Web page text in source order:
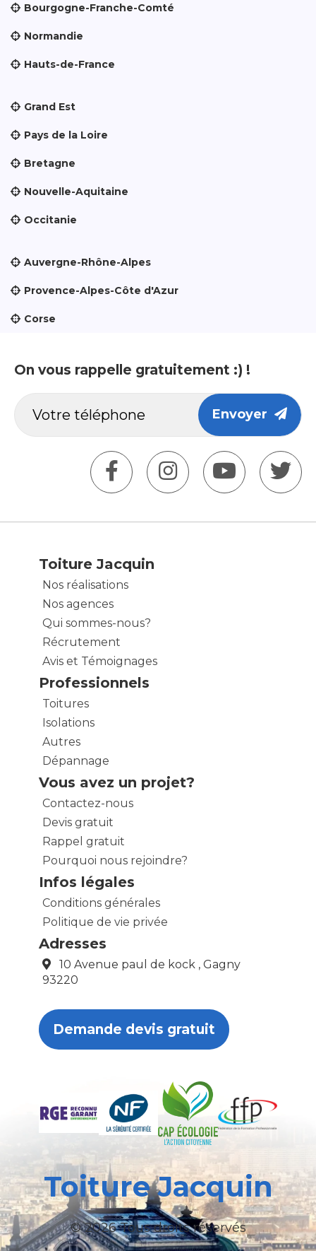
Bourgogne-Franche-Comté
Normandie
Hauts-de-France
Grand Est
Pays de la Loire
Bretagne
Nouvelle-Aquitaine
Occitanie
Auvergne-Rhône-Alpes
Provence-Alpes-Côte d'Azur
Corse
On vous rappelle gratuitement :) !
Envoyer
Toiture Jacquin
Nos réalisations
Nos agences
Qui sommes-nous?
Récrutement
Avis et Témoignages
Professionnels
Toitures
Isolations
Autres
Dépannage
Vous avez un projet?
Contactez-nous
Devis gratuit
Rappel gratuit
Pourquoi nous rejoindre?
Infos légales
Conditions générales
Politique de vie privée
Adresses
10 Avenue paul de kock , Gagny
93220
Demande devis gratuit
Toiture Jacquin
© 2026 Tous droits réservés